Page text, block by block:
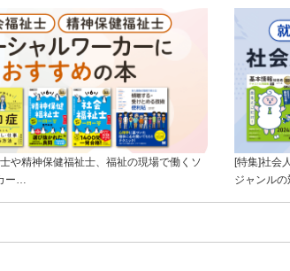
や精神保健福祉士、福祉の現場で働くソ
ー…
[特集]社会
ジャンル